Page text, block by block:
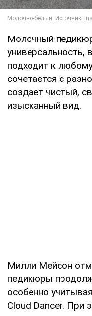
Молочный
универсальность,
подходит к
сочетается с
создает чистый,
изысканный вид.
Милли Мейсон
педикюры
особенно
Cloud Dancer. При